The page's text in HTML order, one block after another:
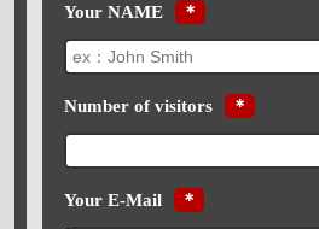
Your NAME ＊
Number of visitors ＊
Your E-Mail ＊